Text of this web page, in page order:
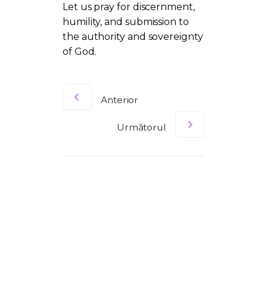
Let us pray for discernment,
humility, and submission to
the authority and sovereignty
of God.
Anterior
Următorul